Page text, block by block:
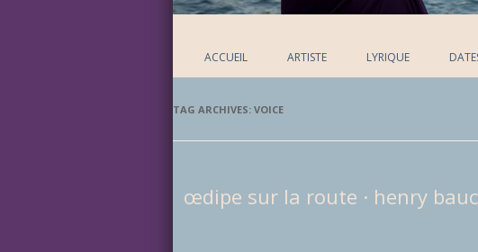
ACCUEIL ARTISTE LYRIQUE
TAG ARCHIVES: VOICE
œdipe sur la route · henry